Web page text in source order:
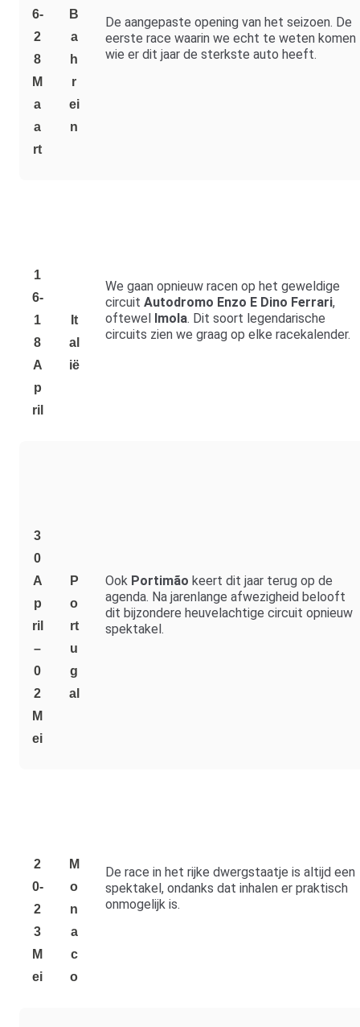
6-
2
8
M
A
A
Rt
B
a
h
r
ei
n
De aangepaste opening van het seizoen. De
eerste race waarin we echt te weten komen
wie er dit jaar de sterkste auto heeft.
1
6-
1
8
A
P
Ril
It
al
ië
We gaan opnieuw racen op het geweldige
circuit Autodromo Enzo E Dino Ferrari,
oftewel
Imola. Dit soort legendarische
circuits zien we graag op elke racekalender.
3
0
A
P
Ril
–
0
2
M
Ei
P
o
rt
u
g
al
Ook Portimão keert dit jaar terug op de
agenda. Na jarenlange afwezigheid belooft
dit bijzondere heuvelachtige circuit opnieuw
spektakel.
2
0-
2
3
M
Ei
M
o
n
a
c
o
De race in het rijke dwergstaatje is altijd een
spektakel, ondanks dat inhalen er praktisch
onmogelijk is.